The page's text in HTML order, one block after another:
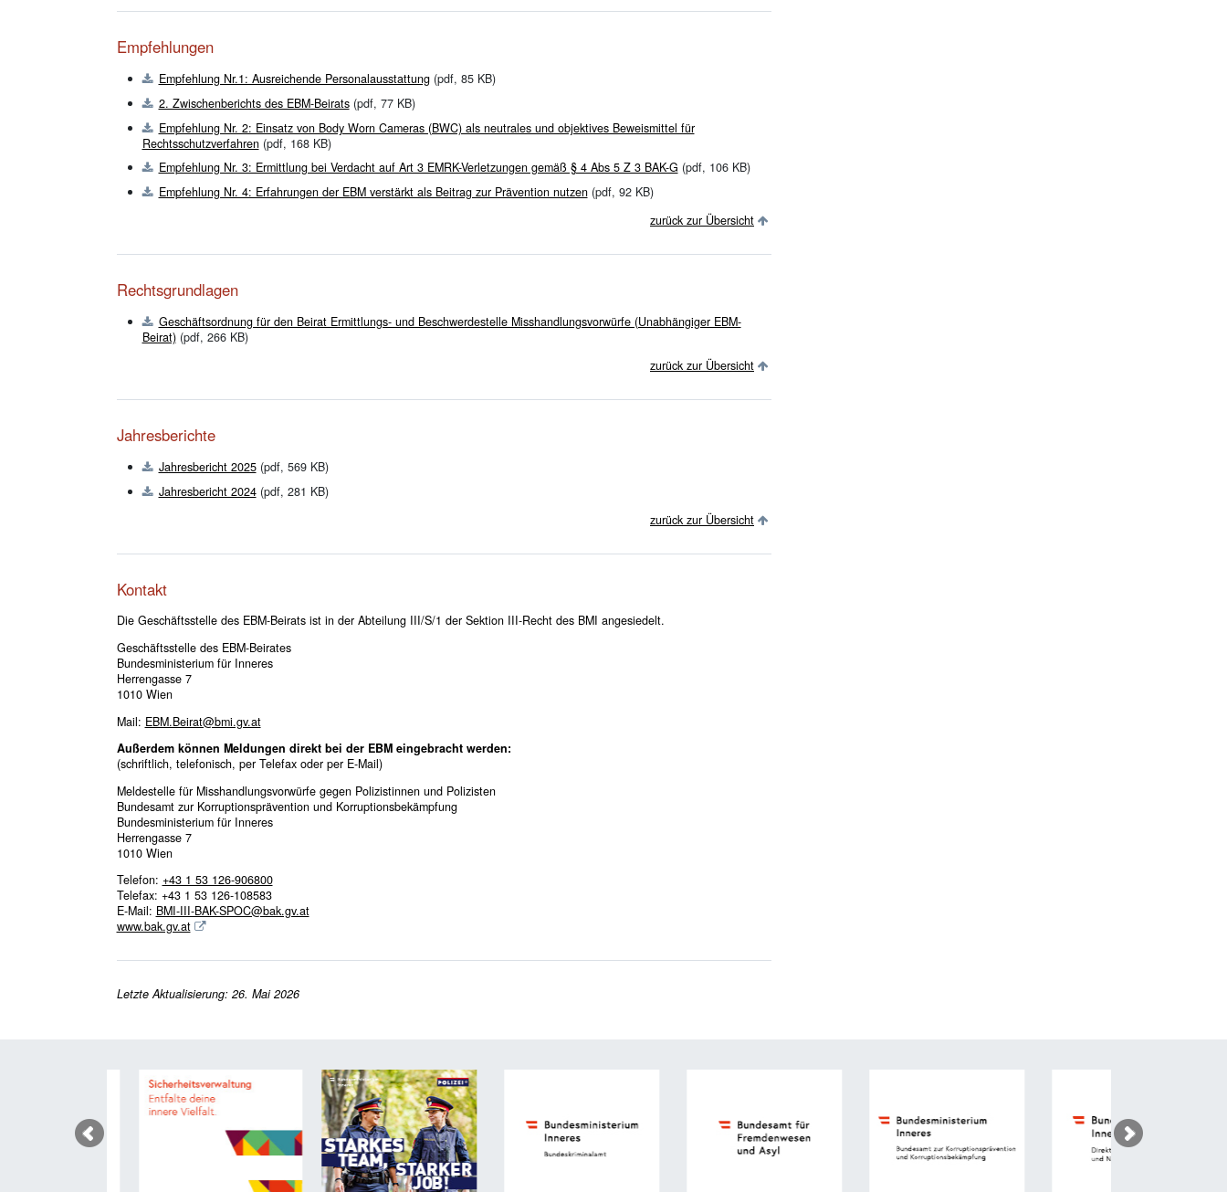
Empfehlungen
Empfehlung Nr.1: Ausreichende Personalausstattung(pdf, 85 KB)
2. Zwischenberichts des EBM-Beirats(pdf, 77 KB)
Empfehlung Nr. 2: Einsatz von Body Worn Cameras (BWC) als neutrales und objektives Beweismittel für
Rechtsschutzverfahren(pdf, 168 KB)
Empfehlung Nr. 3: Ermittlung bei Verdacht auf Art 3 EMRK-Verletzungen gemäß § 4 Abs 5 Z 3 BAK-G (pdf, 106 KB)
Empfehlung Nr. 4: Erfahrungen der EBM verstärkt als Beitrag zur Prävention nutzen(pdf, 92 KB)
zurück zur Übersicht
Rechtsgrundlagen
Geschäftsordnung für den Beirat Ermittlungs- und Beschwerdestelle Misshandlungsvorwürfe (Unabhängiger EBM-
Beirat)(pdf, 266 KB)
zurück zur Übersicht
Jahresberichte
Jahresbericht 2025(pdf, 569 KB)
Jahresbericht 2024(pdf, 281 KB)
zurück zur Übersicht
Kontakt
Die Geschäftsstelle des EBM-Beirats ist in der Abteilung III/S/1 der Sektion III-Recht des BMI angesiedelt.
Geschäftsstelle des EBM-Beirates
Bundesministerium für Inneres
Herrengasse 7
1010 Wien
Mail: EBM.Beirat@bmi.gv.at
Außerdem können Meldungen direkt bei der EBM eingebracht werden:
(schriftlich, telefonisch, per Telefax oder per E-Mail)
Meldestelle für Misshandlungsvorwürfe gegen Polizistinnen und Polizisten
Bundesamt zur Korruptionsprävention und Korruptionsbekämpfung
Bundesministerium für Inneres
Herrengasse 7
1010 Wien
Telefon: +43 1 53 126-906800
Telefax: +43 1 53 126-108583
E-Mail: BMI-III-BAK-SPOC@bak.gv.at
www.bak.gv.at
Letzte Aktualisierung: 26. Mai 2026